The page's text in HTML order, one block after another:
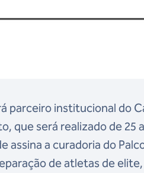
parceiro institucional do
que será realizado de 25
assina a curadoria do
de atletas de